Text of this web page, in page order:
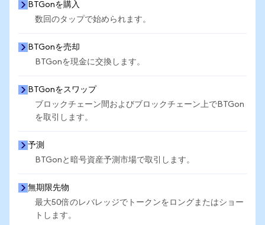
BTGonを購入
数回のタップで始められます。
BTGonを売却
BTGonを現金に交換します。
BTGonをスワップ
ブロックチェーン間およびブロックチェーン上でBTGon
を取引します。
予測
BTGonと暗号資産予測市場で取引します。
無期限先物
最大50倍のレバレッジでトークンをロングまたはショー
トします。